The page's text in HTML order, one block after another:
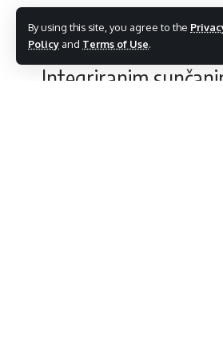
By using this site, you agree to the
Policy and Terms of Use.
DO 2025.
Integriranim